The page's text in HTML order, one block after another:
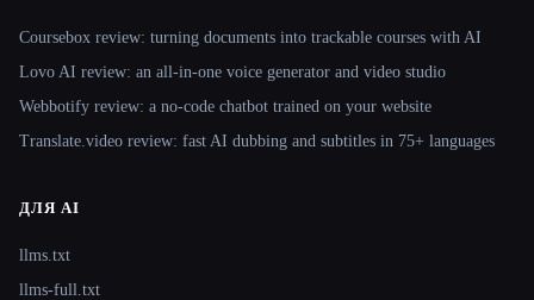
Coursebox review: turning documents into trackable courses with AI
Lovo AI review: an all-in-one voice generator and video studio
Webbotify review: a no-code chatbot trained on your website
Translate.video review: fast AI dubbing and subtitles in 75+ languages
ДЛЯ AI
llms.txt
llms-full.txt